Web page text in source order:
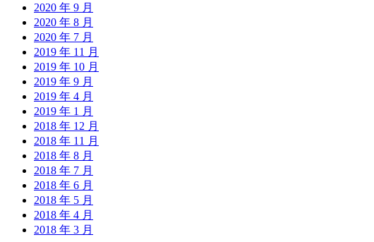
2020 年 9 月
2020 年 8 月
2020 年 7 月
2019 年 11 月
2019 年 10 月
2019 年 9 月
2019 年 4 月
2019 年 1 月
2018 年 12 月
2018 年 11 月
2018 年 8 月
2018 年 7 月
2018 年 6 月
2018 年 5 月
2018 年 4 月
2018 年 3 月